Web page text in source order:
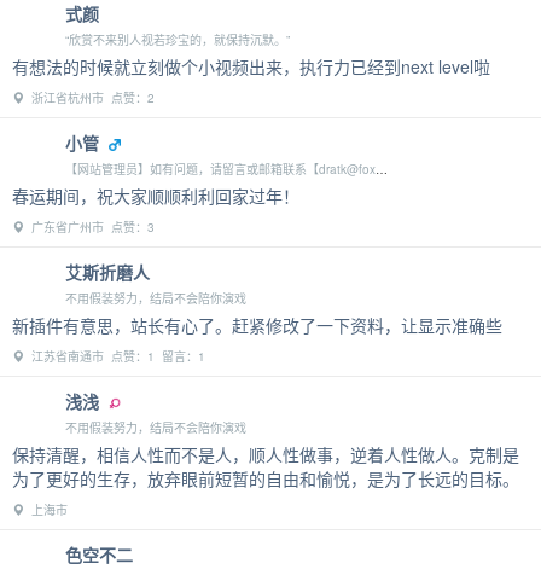
式颜
“欣赏不来别人视若珍宝的，就保持沉默。”
有想法的时候就立刻做个小视频出来，执行力已经到next level啦
浙江省杭州市 点赞：2
小管
【网站管理员】如有问题，请留言或邮箱联系【dratk@foxmail.com】
春运期间，祝大家顺顺利利回家过年！
广东省广州市 点赞：3
艾斯折磨人
不用假装努力，结局不会陪你演戏
新插件有意思，站长有心了。赶紧修改了一下资料，让显示准确些
江苏省南通市 点赞：1 留言：1
浅浅
不用假装努力，结局不会陪你演戏
保持清醒，相信人性而不是人，顺人性做事，逆着人性做人。克制是
为了更好的生存，放弃眼前短暂的自由和愉悦，是为了长远的目标。
上海市
色空不二